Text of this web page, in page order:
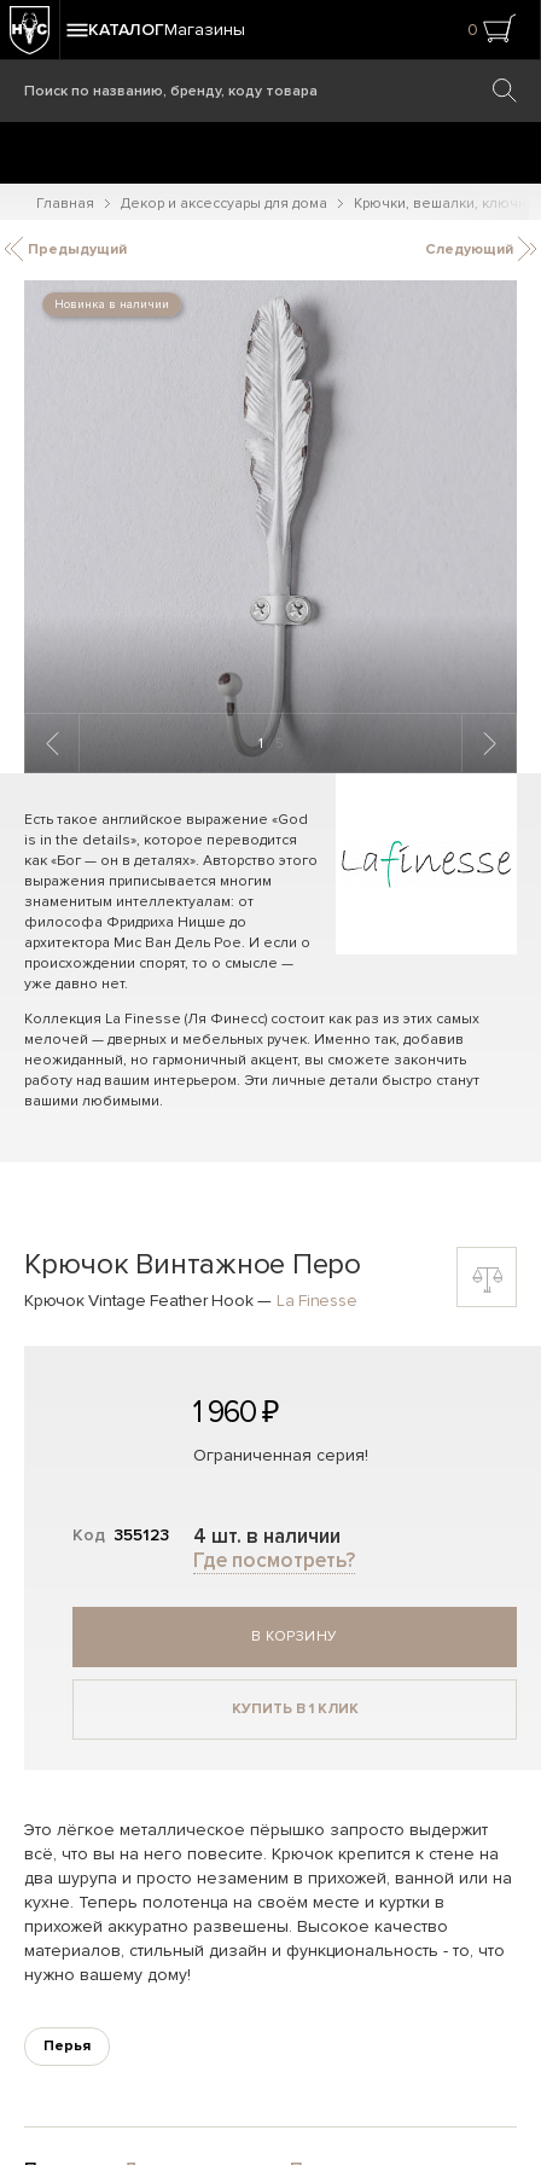
КАТАЛОГМагазины 0
Главная Декор и аксессуары для дома Крючки, вешалки,
Предыдущий Следующий
Новинка в наличии
1/ 5
Есть такое английское выражение «God
is in the details», которое переводится
как «Бог — он в деталях». Авторство этого
выражения приписывается многим
знаменитым интеллектуалам: от
философа Фридриха Ницше до
архитектора Мис Ван Дель Рое. И если о
происхождении спорят, то о смысле —
уже давно нет.
Коллекция La Finesse (Ля Финесс) состоит как раз из этих самых
мелочей — дверных и мебельных ручек. Именно так, добавив
неожиданный, но гармоничный акцент, вы сможете закончить
работу над вашим интерьером. Эти личные детали быстро станут
вашими любимыми.
Крючок Винтажное Перо
Крючок Vintage Feather Hook— La Finesse
Код 355123
1 960 ₽
Ограниченная серия!
4 шт. в наличии
Где посмотреть?
В КОРЗИНУ
КУПИТЬ В 1 КЛИК
Это лёгкое металлическое пёрышко запросто выдержит
всё, что вы на него повесите. Крючок крепится к стене на
два шурупа и просто незаменим в прихожей, ванной или на
кухне. Теперь полотенца на своём месте и куртки в
прихожей аккуратно развешены. Высокое качество
материалов, стильный дизайн и функциональность - то, что
нужно вашему дому!
Перья